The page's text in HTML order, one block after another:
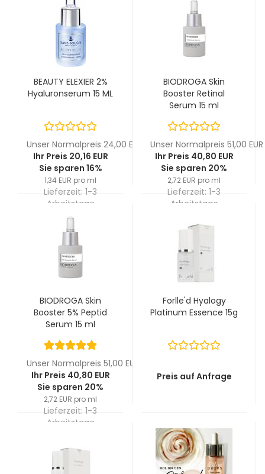
BEAUTY ELEXIER 2%
Hyaluronserum 15 ML
Unser Normalpreis 24,00 EUR
Ihr Preis 20,16 EUR
Sie sparen 16%
1,34 EUR pro ml
Lieferzeit: 1-3
Arbeitstage
BIODROGA Skin
Booster Retinal
Serum 15 ml
Unser Normalpreis 51,00 EUR
Ihr Preis 40,80 EUR
Sie sparen 20%
2,72 EUR pro ml
Lieferzeit: 1-3
Arbeitstage
BIODROGA Skin
Booster 5% Peptid
Serum 15 ml
Unser Normalpreis 51,00 EUR
Ihr Preis 40,80 EUR
Sie sparen 20%
2,72 EUR pro ml
Lieferzeit: 1-3
Arbeitstage
Forlle'd Hyalogy
Platinum Essence 15g
Preis auf Anfrage